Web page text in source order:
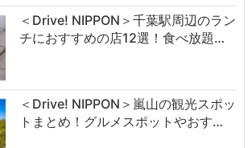
＜Drive! NIPPON＞千葉駅周辺のラン
チにおすすめの店12選！食べ放題…
＜Drive! NIPPON＞嵐山の観光スポッ
トまとめ！グルメスポットやおす…